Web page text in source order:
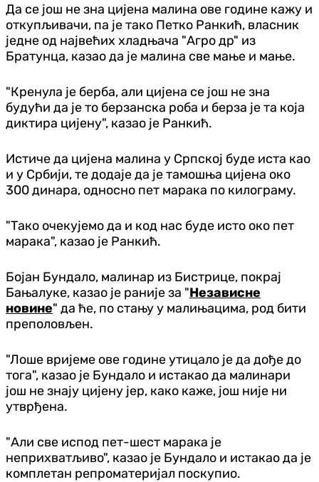
Да се још не зна цијена малина ове године кажу и
откупљивачи, па је тако Петко Ранкић, власник
једне од највећих хладњача "Агро др" из
Братунца, казао да је малина све мање и мање.
"Кренула је берба, али цијена се још не зна
будући да је то берзанска роба и берза је та која
диктира цијену", казао је Ранкић.
Истиче да цијена малина у Српској буде иста као
и у Србији, те додаје да је тамошња цијена око
300 динара, односно пет марака по килограму.
"Тако очекујемо да и код нас буде исто око пет
марака", казао је Ранкић.
Бојан Бундало, малинар из Бистрице, покрај
Бањалуке, казао је раније за "Независне
новине" да ће, по стању у малињацима, род бити
преполовљен.
"Лоше вријеме ове године утицало је да дође до
тога", казао је Бундало и истакао да малинари
још не знају цијену јер, како каже, још није ни
утврђена.
"Али све испод пет-шест марака је
неприхватљиво", казао је Бундало и истакао да је
комплетан репроматеријал поскупио.